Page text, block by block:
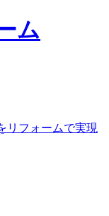
リフォームで実現